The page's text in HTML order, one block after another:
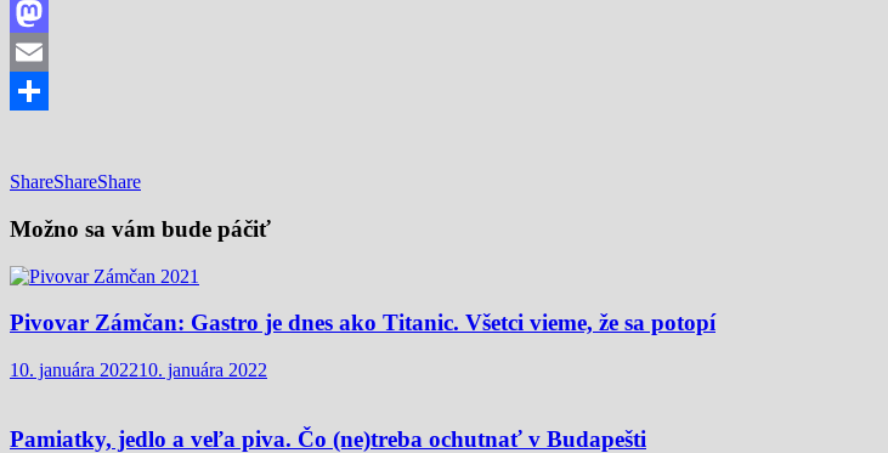
Facebook
Mastodon
Email
ShareShareShare
Možno sa vám bude páčiť
Pivovar Zámčan: Gastro je dnes ako Titanic. Všetci vieme, že sa potopí
10. januára 202210. januára 2022
Pamiatky, jedlo a veľa piva. Čo (ne)treba ochutnať v Budapešti